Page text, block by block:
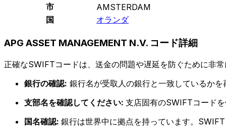
市
AMSTERDAM
国
オランダ
APG ASSET MANAGEMENT N.V. コード詳細
正確なSWIFTコードは、送金の問題や遅延を防ぐために非
銀行の確認: 銀行名が受取人の銀行と一致しているかを
支部名を確認してください: 支店固有のSWIFTコード
国名確認: 銀行は世界中に拠点を持っています。